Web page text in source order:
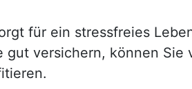
für ein stressfreies
gut versichern, können Sie